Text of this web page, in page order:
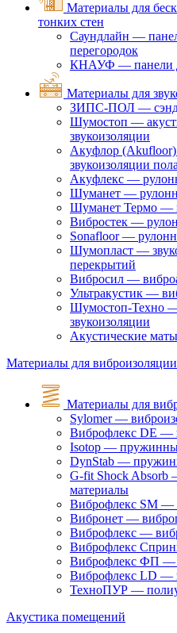
Материалы для
тонких стен
Саундлайн —
перегородок
КНАУФ — панели
Материалы для
ЗИПС-ПОЛ —
Шумостоп —
звукоизоляции
Акуфлор
звукоизоляции пола
Акуфлекс —
Шуманет —
Шуманет Термо —
Вибростек —
Sonafloor —
Шумопласт —
перекрытий
Вибросил —
Ультракустик —
Шумостоп-Техно —
звукоизоляции
Акустические
Материалы для виброизоляции
Материалы для
Sylomer —
Виброфлекс DE —
Isotop —
DynStab —
G-fit Shock
материалы
Виброфлекс SM —
Вибронет —
Виброфлекс —
Виброфлекс
Виброфлекс ФП —
Виброфлекс LD —
ТехноПУР —
Акустика помещений